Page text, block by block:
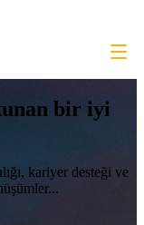
bir iyi
kariyer desteği ve